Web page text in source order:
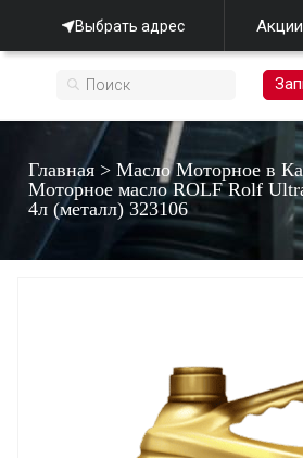
Выбрать адрес Акции
Главная >Масло Моторное в
Моторное масло ROLF Rolf
4л (металл) 323106